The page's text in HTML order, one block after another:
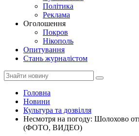
Політика
Реклама
Оголошення
Покров
Нікополь
Опитування
Стань журналістом
Головна
Новини
Культура та дозвілля
Несмотря на погоду: Шолохово
(ФОТО, ВИДЕО)